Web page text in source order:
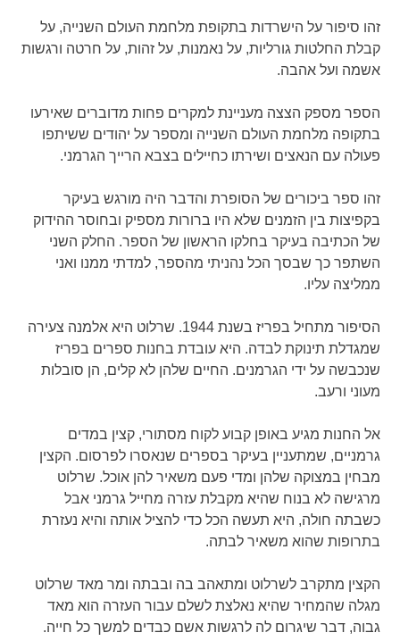
זהו סיפור על הישרדות בתקופת מלחמת העולם השנייה, על
קבלת החלטות גורליות, על נאמנות, על זהות, על חרטה ורגשות
אשמה ועל אהבה.
הספר מספק הצצה מעניינת למקרים פחות מדוברים שאירעו
בתקופה מלחמת העולם השנייה ומספר על יהודים ששיתפו
פעולה עם הנאצים ושירתו כחיילים בצבא הרייך הגרמני.
זהו ספר ביכורים של הסופרת והדבר היה מורגש בעיקר
בקפיצות בין הזמנים שלא היו ברורות מספיק ובחוסר ההידוק
של הכתיבה בעיקר בחלקו הראשון של הספר. החלק השני
השתפר כך שבסך הכל נהניתי מהספר, למדתי ממנו ואני
ממליצה עליו.
הסיפור מתחיל בפריז בשנת 1944. שרלוט היא אלמנה צעירה
שמגדלת תינוקת לבדה. היא עובדת בחנות ספרים בפריז
שנכבשה על ידי הגרמנים. החיים שלהן לא קלים, הן סובלות
מעוני ורעב.
אל החנות מגיע באופן קבוע לקוח מסתורי, קצין במדים
גרמניים, שמתעניין בעיקר בספרים שנאסרו לפרסום. הקצין
מבחין במצוקה שלהן ומדי פעם משאיר להן אוכל. שרלוט
מרגישה לא בנוח שהיא מקבלת עזרה מחייל גרמני אבל
כשבתה חולה, היא תעשה הכל כדי להציל אותה והיא נעזרת
בתרופות שהוא משאיר לבתה.
הקצין מתקרב לשרלוט ומתאהב בה ובבתה ומר מאד שרלוט
מגלה שהמחיר שהיא נאלצת לשלם עבור העזרה הוא מאד
גבוה, דבר שיגרום לה לרגשות אשם כבדים למשך כל חייה.